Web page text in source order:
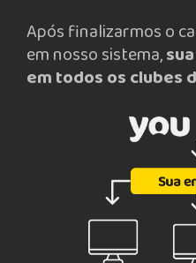
Após finalizarmos o
em nosso sistema,
em todos os clubes